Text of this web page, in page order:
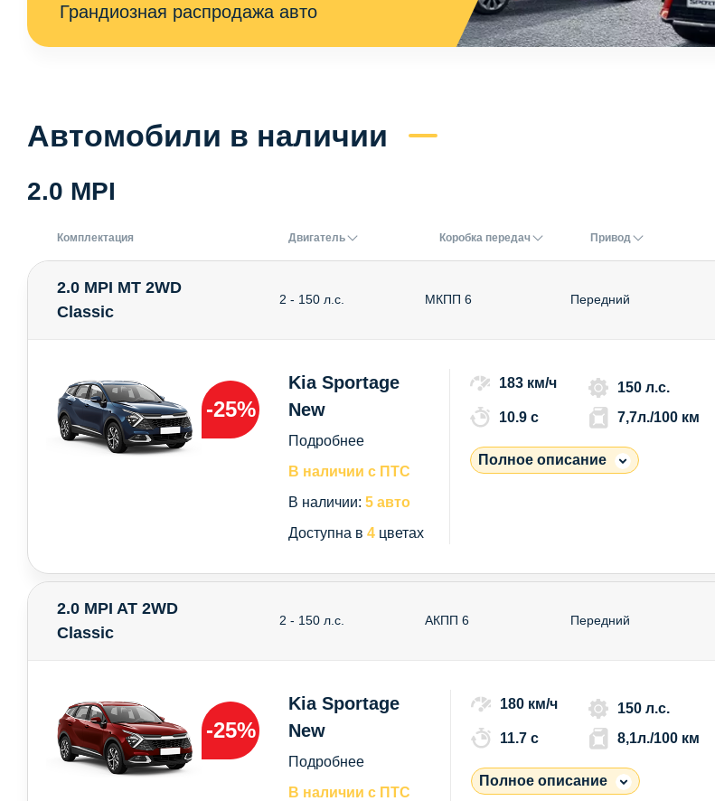
Грандиозная распродажа авто
Автомобили в наличии
2.0 MPI
Комплектация Двигатель Коробка передач Привод
2.0 MPI MT 2WD
Classic
2 - 150 л.с. МКПП 6 Передний
-25%
Kia Sportage
New
Подробнее
В наличии с ПТС
В наличии:5 авто
Доступна в4 цветах
183 км/ч
150 л.с.
10.9 c
7,7л./100 км
Полное описание
2.0 MPI AT 2WD
Classic
2 - 150 л.с. АКПП 6 Передний
-25%
Kia Sportage
New
Подробнее
В наличии с ПТС
180 км/ч
150 л.с.
11.7 c
8,1л./100 км
Полное описание